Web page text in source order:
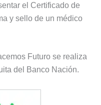
el Certificado de
y sello de un médico
Futuro se realiza
del Banco Nación.